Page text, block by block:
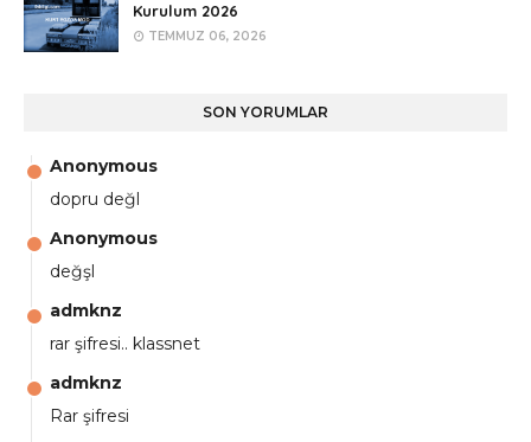
Kurulum 2026
TEMMUZ 06, 2026
SON YORUMLAR
Anonymous
dopru değl
Anonymous
değşl
admknz
rar şifresi.. klassnet
admknz
Rar şifresi